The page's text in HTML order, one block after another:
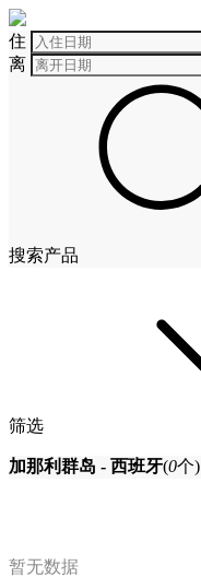
住
离
搜索产品
筛选
加那利群岛 - 西班牙(0个)
暂无数据